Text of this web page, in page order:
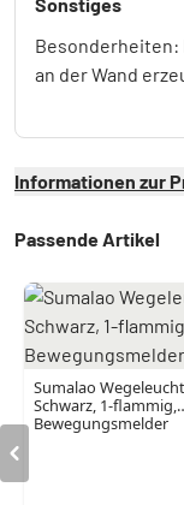
Besonderheiten:
an der Wand
Informationen zur
Passende Artikel
Sumalao
Schwarz, 1-flammig,
Bewegungsmelder